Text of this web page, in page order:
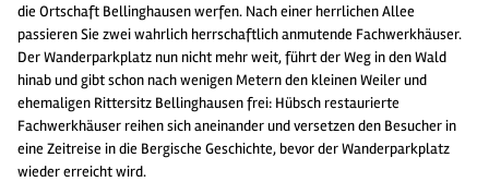
die Ortschaft Bellinghausen werfen. Nach einer herrlichen Allee
passieren Sie zwei wahrlich herrschaftlich anmutende Fachwerkhäuser.
Der Wanderparkplatz nun nicht mehr weit, führt der Weg in den Wald
hinab und gibt schon nach wenigen Metern den kleinen Weiler und
ehemaligen Rittersitz Bellinghausen frei: Hübsch restaurierte
Fachwerkhäuser reihen sich aneinander und versetzen den Besucher in
eine Zeitreise in die Bergische Geschichte, bevor der Wanderparkplatz
wieder erreicht wird.